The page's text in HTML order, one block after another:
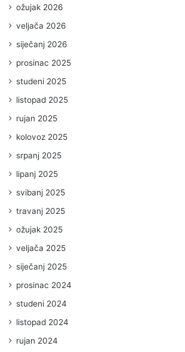
ožujak 2026
veljača 2026
siječanj 2026
prosinac 2025
studeni 2025
listopad 2025
rujan 2025
kolovoz 2025
srpanj 2025
lipanj 2025
svibanj 2025
travanj 2025
ožujak 2025
veljača 2025
siječanj 2025
prosinac 2024
studeni 2024
listopad 2024
rujan 2024